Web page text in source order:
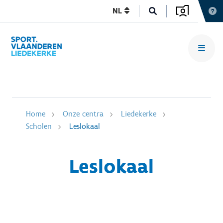
NL
Home Onze centra
Liedekerke
Scholen
Leslokaal
Leslokaal